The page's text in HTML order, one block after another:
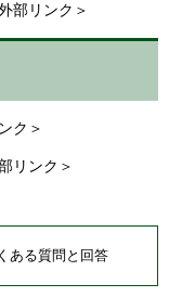
部リンク＞
ク＞
リンク＞
ある質問と回答